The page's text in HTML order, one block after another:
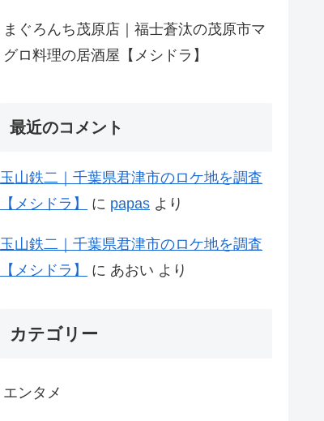
まぐろんち茂原店｜福士蒼汰の茂原市マ
グロ料理の居酒屋【メシドラ】
最近のコメント
玉山鉄二｜千葉県君津市のロケ地を調査
【メシドラ】
に papas より
玉山鉄二｜千葉県君津市のロケ地を調査
【メシドラ】
に あおい より
カテゴリー
エンタメ